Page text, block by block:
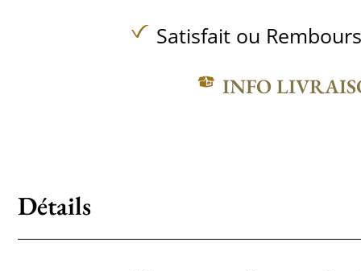
Satisfait ou
INFO
Détails